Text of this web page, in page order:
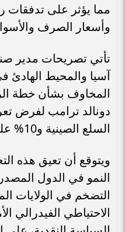
مما يؤثر على تدفقات
وأسعار الصرف
تأتي تصريحات مدير
آسيا والمحيط الهادئ
المخاوف بشأن خطة
السلع الصينية و10% على جميع الواردات الأخرى.
ويتوقع أن تعيق هذه
النمو في الدول
التضخم في الولايات
الاحتياطي الفيدرالي